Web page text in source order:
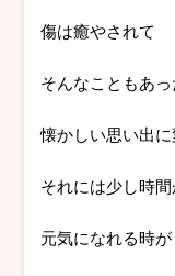
傷は癒やされて
そんなこともあ
懐かしい思い出に
それには少し時
元気になれる時が